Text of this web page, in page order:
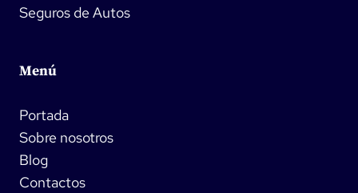
Seguros de Autos
Menú
Portada
Sobre nosotros
Blog
Contactos